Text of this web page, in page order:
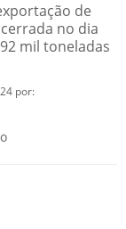
de
no dia
mil toneladas
por: